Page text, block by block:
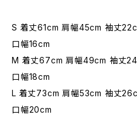
S 着丈61cm 肩幅45cm 袖丈
口幅16cm
M 着丈67cm 肩幅49cm 袖丈
口幅18cm
L 着丈73cm 肩幅53cm 袖丈
口幅20cm